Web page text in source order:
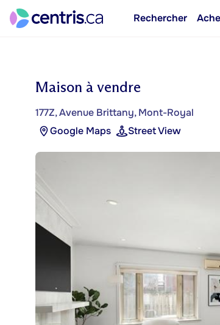
Rechercher
Maison à vendre
177Z, Avenue Brittany, Mont-Royal
Google Maps
Street View